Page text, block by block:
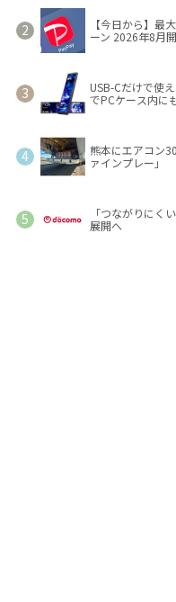
【今日から】最
ーン 2026年8月
USB-Cだけで使
でPCケース内に
熊本にエアコン
ァインプレー」
「つながりに
展開へ